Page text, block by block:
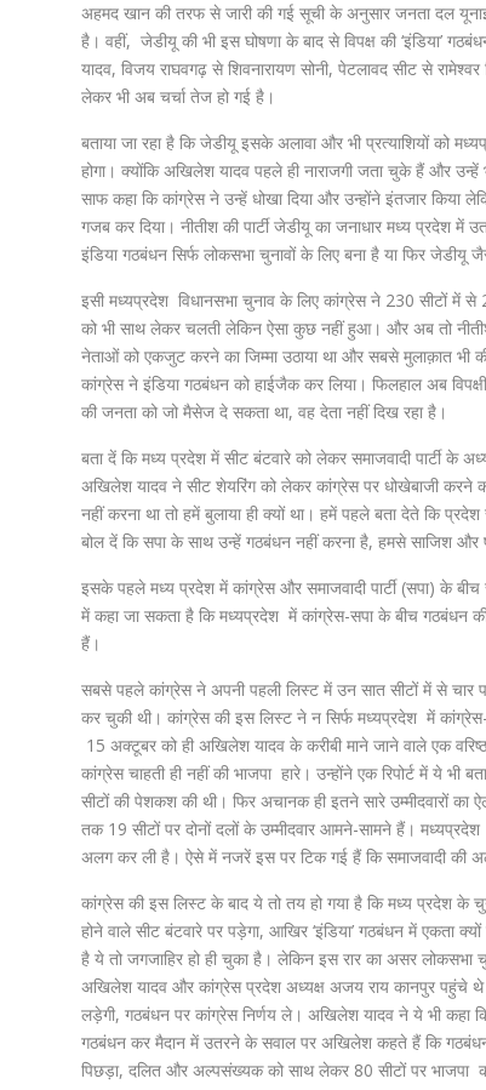
अहमद खान की तरफ से जारी की गई सूची के अनुसार जनता दल
है। वहीं, जेडीयू की भी इस घोषणा के बाद से विपक्ष की ‘इंडिया’
यादव, विजय राघवगढ़ से शिवनारायण सोनी, पेटलावद सीट से
लेकर भी अब चर्चा तेज हो गई है।
बताया जा रहा है कि जेडीयू इसके अलावा और भी प्रत्याशियों को
होगा। क्योंकि अखिलेश यादव पहले ही नाराजगी जता चुके हैं और उन्हें
साफ कहा कि कांग्रेस ने उन्हें धोखा दिया और उन्होंने इंतजार किया
गजब कर दिया। नीतीश की पार्टी जेडीयू का जनाधार मध्य प्रदेश में
इंडिया गठबंधन सिर्फ लोकसभा चुनावों के लिए बना है या फिर जेडीयू
इसी मध्यप्रदेश विधानसभा चुनाव के लिए कांग्रेस ने 230 सीटों में से
को भी साथ लेकर चलती लेकिन ऐसा कुछ नहीं हुआ। और अब तो नीतीश
नेताओं को एकजुट करने का जिम्मा उठाया था और सबसे मुलाक़ात
कांग्रेस ने इंडिया गठबंधन को हाईजैक कर लिया। फिलहाल अब
की जनता को जो मैसेज दे सकता था, वह देता नहीं दिख रहा है।
बता दें कि मध्य प्रदेश में सीट बंटवारे को लेकर समाजवादी पार्टी के
अखिलेश यादव ने सीट शेयरिंग को लेकर कांग्रेस पर धोखेबाजी करने
नहीं करना था तो हमें बुलाया ही क्यों था। हमें पहले बता देते कि
बोल दें कि सपा के साथ उन्हें गठबंधन नहीं करना है, हमसे साजिश
इसके पहले मध्य प्रदेश में कांग्रेस और समाजवादी पार्टी (सपा) के
में कहा जा सकता है कि मध्यप्रदेश में कांग्रेस-सपा के बीच गठबंधन की
हैं।
सबसे पहले कांग्रेस ने अपनी पहली लिस्ट में उन सात सीटों में से चार पर
कर चुकी थी। कांग्रेस की इस लिस्ट ने न सिर्फ मध्यप्रदेश में कांग्रेस-
15 अक्टूबर को ही अखिलेश यादव के करीबी माने जाने वाले एक
कांग्रेस चाहती ही नहीं की भाजपा हारे। उन्होंने एक रिपोर्ट में ये भी
सीटों की पेशकश की थी। फिर अचानक ही इतने सारे उम्मीदवारों
तक 19 सीटों पर दोनों दलों के उम्मीदवार आमने-सामने हैं।
अलग कर ली है। ऐसे में नजरें इस पर टिक गई हैं कि समाजवादी की
कांग्रेस की इस लिस्ट के बाद ये तो तय हो गया है कि मध्य प्रदेश के
होने वाले सीट बंटवारे पर पड़ेगा, आखिर ‘इंडिया’ गठबंधन में एकता
है ये तो जगजाहिर हो ही चुका है। लेकिन इस रार का असर
अखिलेश यादव और कांग्रेस प्रदेश अध्यक्ष अजय राय कानपुर पहुंचे
लड़ेगी, गठबंधन पर कांग्रेस निर्णय ले। अखिलेश यादव ने ये भी कहा
गठबंधन कर मैदान में उतरने के सवाल पर अखिलेश कहते हैं कि गठबंधन
पिछड़ा, दलित और अल्पसंख्यक को साथ लेकर 80 सीटों पर भाजपा